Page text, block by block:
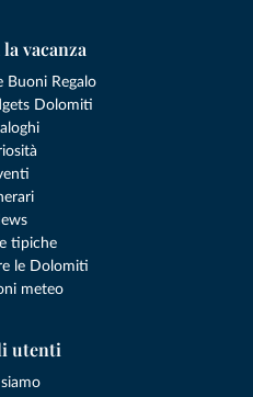
vacanza
Buoni Regalo
Dolomiti
tipiche
le Dolomiti
meteo
utenti